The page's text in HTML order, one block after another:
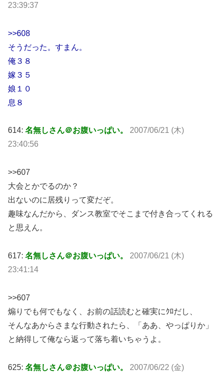
23:39:37
>>608
そうだった。すまん。
俺３８
嫁３５
娘１０
息８
614: 名無しさん＠お腹いっぱい。 2007/06/21 (木)
23:40:56
>>607
大会とかでるのか？
出ないのに居残りって変だぞ。
趣味なんだから、ダンス教室でそこまで付き合ってくれる
と思えん。
617: 名無しさん＠お腹いっぱい。 2007/06/21 (木)
23:41:14
>>607
煽りでも何でもなく、お前の話読むと確実にｸﾛだし、
そんなあからさまな行動されたら、「ああ、やっぱりか」
と納得して俺なら返って落ち着いちゃうよ。
625: 名無しさん＠お腹いっぱい。 2007/06/22 (金)